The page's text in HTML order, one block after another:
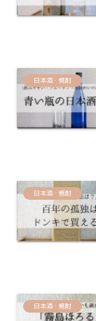
日本酒・焼酎
日本酒・焼酎
日本酒・焼酎